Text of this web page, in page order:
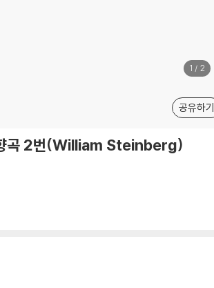
1 / 2
공유하기
곡 2번(William Steinberg)